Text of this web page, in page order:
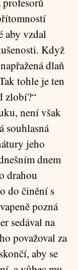
aby vzdal
Když
dlaň
tohle je ten
zlobí?“
není však
souhlasná
jeho
dnem
drahou
do činění s
pozná
sedával na
považoval za
aby se